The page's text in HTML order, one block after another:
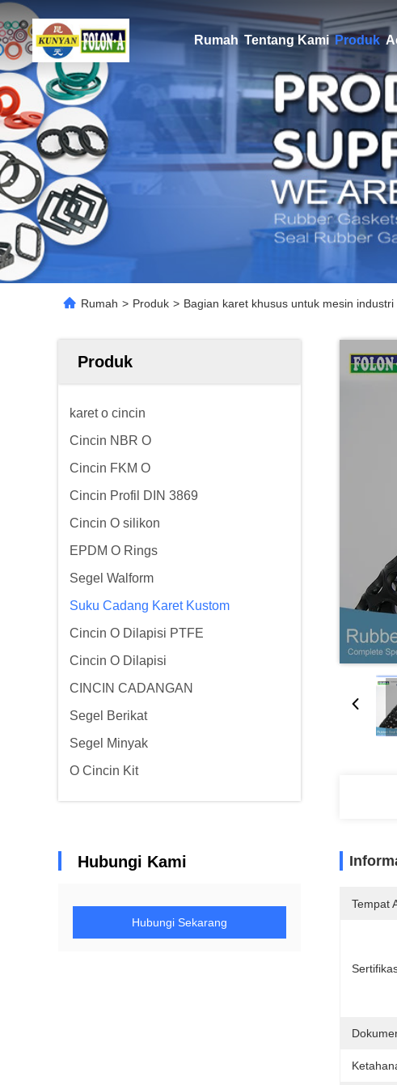
Rumah Tentang Kami Produk
Rumah > Produk > Bagian karet khusus untuk mesin
Produk
karet o cincin
Cincin NBR O
Cincin FKM O
Cincin Profil DIN 3869
Cincin O silikon
EPDM O Rings
Segel Walform
Suku Cadang Karet Kustom
Cincin O Dilapisi PTFE
Cincin O Dilapisi
CINCIN CADANGAN
Segel Berikat
Segel Minyak
O Cincin Kit
Hubungi Kami
Hubungi Sekarang
Tempat